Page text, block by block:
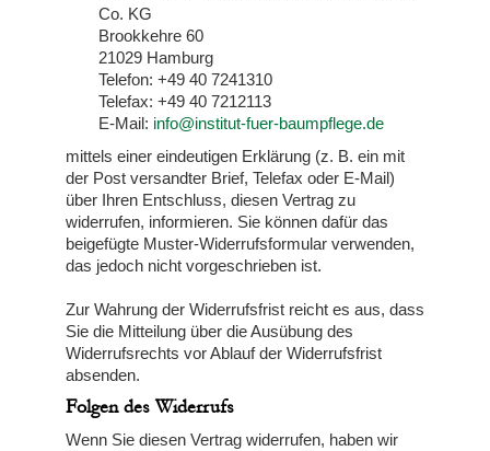
Co. KG
Brookkehre 60
21029 Hamburg
Telefon: +49 40 7241310
Telefax: +49 40 7212113
E-Mail: info@institut-fuer-baumpflege.de
mittels einer eindeutigen Erklärung (z. B. ein mit
der Post versandter Brief, Telefax oder E-Mail)
über Ihren Entschluss, diesen Vertrag zu
widerrufen, informieren. Sie können dafür das
beigefügte Muster-Widerrufsformular verwenden,
das jedoch nicht vorgeschrieben ist.
Zur Wahrung der Widerrufsfrist reicht es aus, dass
Sie die Mitteilung über die Ausübung des
Widerrufsrechts vor Ablauf der Widerrufsfrist
absenden.
Folgen des Widerrufs
Wenn Sie diesen Vertrag widerrufen, haben wir